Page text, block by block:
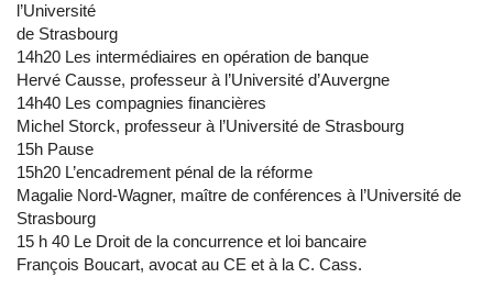
l’Université
de Strasbourg
14h20 Les intermédiaires en opération de banque
Hervé Causse, professeur à l’Université d’Auvergne
14h40 Les compagnies financières
Michel Storck, professeur à l’Université de Strasbourg
15h Pause
15h20 L’encadrement pénal de la réforme
Magalie Nord-Wagner, maître de conférences à l’Université de
Strasbourg
15 h 40 Le Droit de la concurrence et loi bancaire
François Boucart, avocat au CE et à la C. Cass.